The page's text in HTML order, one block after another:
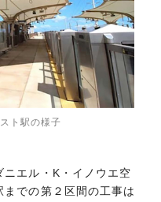
ト駅の様子
ニエル・K・イノウエ空
での第２区間の工事は